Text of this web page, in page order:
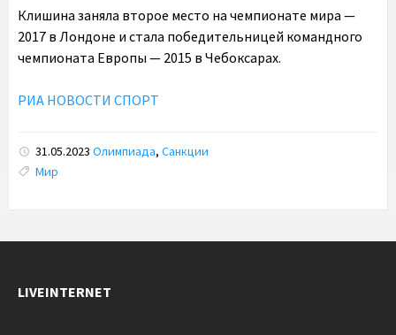
Клишина заняла второе место на чемпионате мира —
2017 в Лондоне и стала победительницей командного
чемпионата Европы — 2015 в Чебоксарах.
РИА НОВОСТИ СПОРТ
31.05.2023 Олимпиада, Санкции
Tags:
Мир
LIVEINTERNET